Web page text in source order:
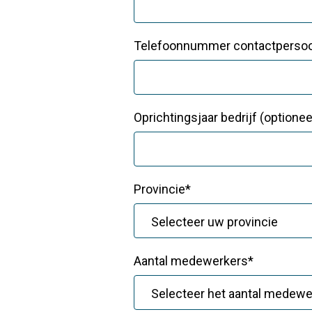
Telefoonnummer
Oprichtingsjaar bedrijf
Provincie*
Aantal medewerkers*